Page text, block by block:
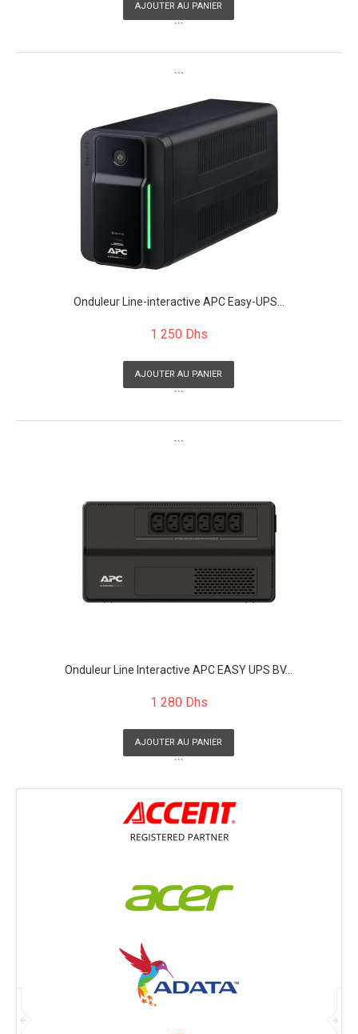
AJOUTER AU PANIER
```
```
Onduleur Line-interactive APC Easy-UPS...
1 250 Dhs
AJOUTER AU PANIER
```
```
Onduleur Line Interactive APC EASY UPS BV...
1 280 Dhs
AJOUTER AU PANIER
```